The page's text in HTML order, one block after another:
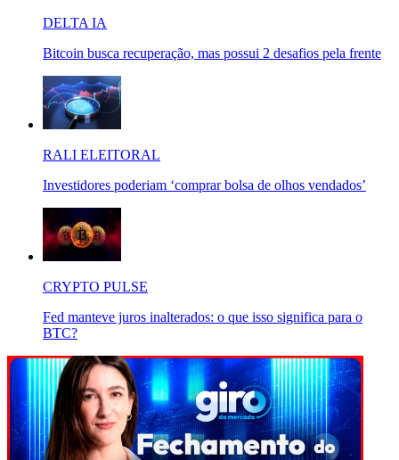
DELTA IA
Bitcoin busca recuperação, mas possui 2 desafios pela frente
RALI ELEITORAL
Investidores poderiam ‘comprar bolsa de olhos vendados’
CRYPTO PULSE
Fed manteve juros inalterados: o que isso significa para o
BTC?